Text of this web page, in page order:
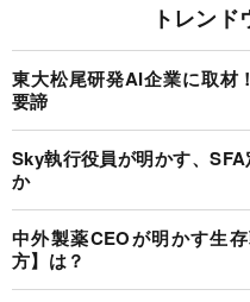
トレンド
東大松尾研発AI企業に取材
要諦
Sky執行役員が明かす、
か
中外製薬CEOが明かす生
方】は？